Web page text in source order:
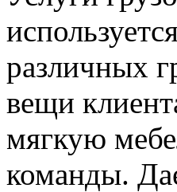
различных
вещи
мягкую
команды.